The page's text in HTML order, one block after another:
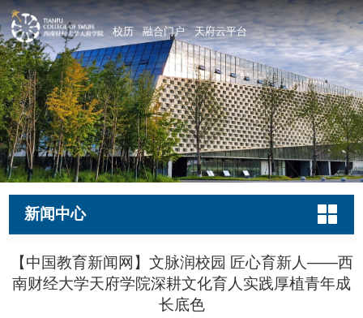
校历 融合门户 天府云平台
新闻中心
【中国教育新闻网】文脉润校园 匠心育新人——西
南财经大学天府学院深耕文化育人实践厚植青年成
长底色